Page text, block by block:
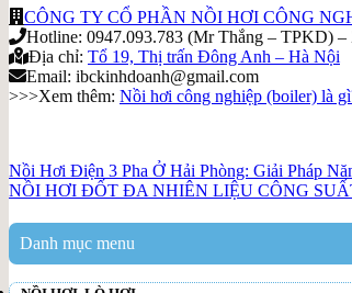
CÔNG TY CỔ PHẦN NỒI HƠI CÔNG
Hotline: 0947.093.783 (Mr Thắng – TPKD) –
Địa chỉ: Tổ 19, Thị trấn Đông Anh – Hà Nội
Email: ibckinhdoanh@gmail.com
>>>Xem thêm: Nồi hơi công nghiệp (boiler) là
Nồi Hơi Điện 3 Pha Ở Hải Phòng: Giải Pháp
NỒI HƠI ĐỐT ĐA NHIÊN LIỆU CÔNG
Danh mục menu